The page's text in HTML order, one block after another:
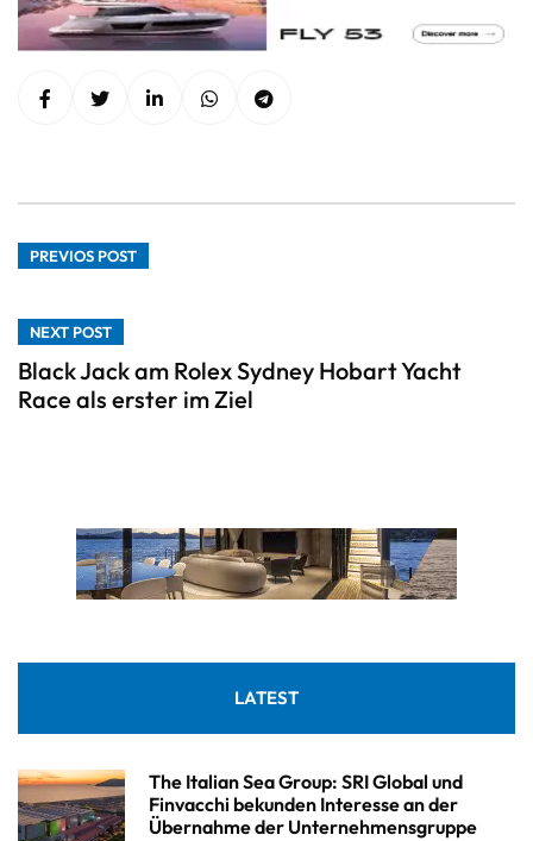
PREVIOS POST
NEXT POST
Black Jack am Rolex Sydney Hobart Yacht
Race als erster im Ziel
LATEST
The Italian Sea Group: SRI Global und
Finvacchi bekunden Interesse an der
Übernahme der Unternehmensgruppe